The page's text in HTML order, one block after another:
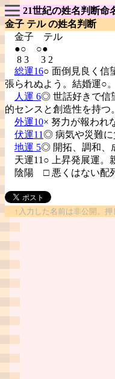
21世紀の姓名判断命
金子 テル の姓名判断
金子 テル
●○ ○●
8 3 3 2
総運16○ 面倒見良く信
張られぬよう。結婚運○。
人運 6◎ 世話好きで信
的センスと創造性を持つ。
外運10× 努力が報われ
伏運11◎ 病気や災難に
地運 5◎ 開拓、調和、
天運11○ 上昇発展運。
陰陽 □ 悪くはない配
↑入力した名前は非公開。押